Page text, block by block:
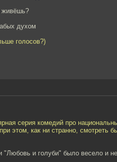
живёшь?
духом
голосов?)
серия комедий про
этом, как ни странно, смотреть
и голуби" было весело и